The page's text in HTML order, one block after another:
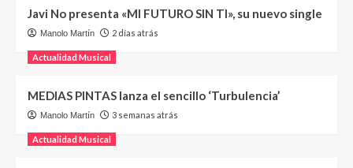
Javi No presenta «MI FUTURO SIN TI», su nuevo single
Manolo Martín 2 días atrás
Actualidad Musical
MEDIAS PINTAS lanza el sencillo ‘Turbulencia’
Manolo Martín 3 semanas atrás
Actualidad Musical